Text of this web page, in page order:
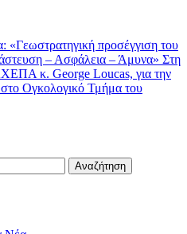
«Γεωστρατηγική προσέγγιση του
– Ασφάλεια – Άμυνα» Στη
κ. George Loucas, για την
Ογκολογικό Τμήμα του